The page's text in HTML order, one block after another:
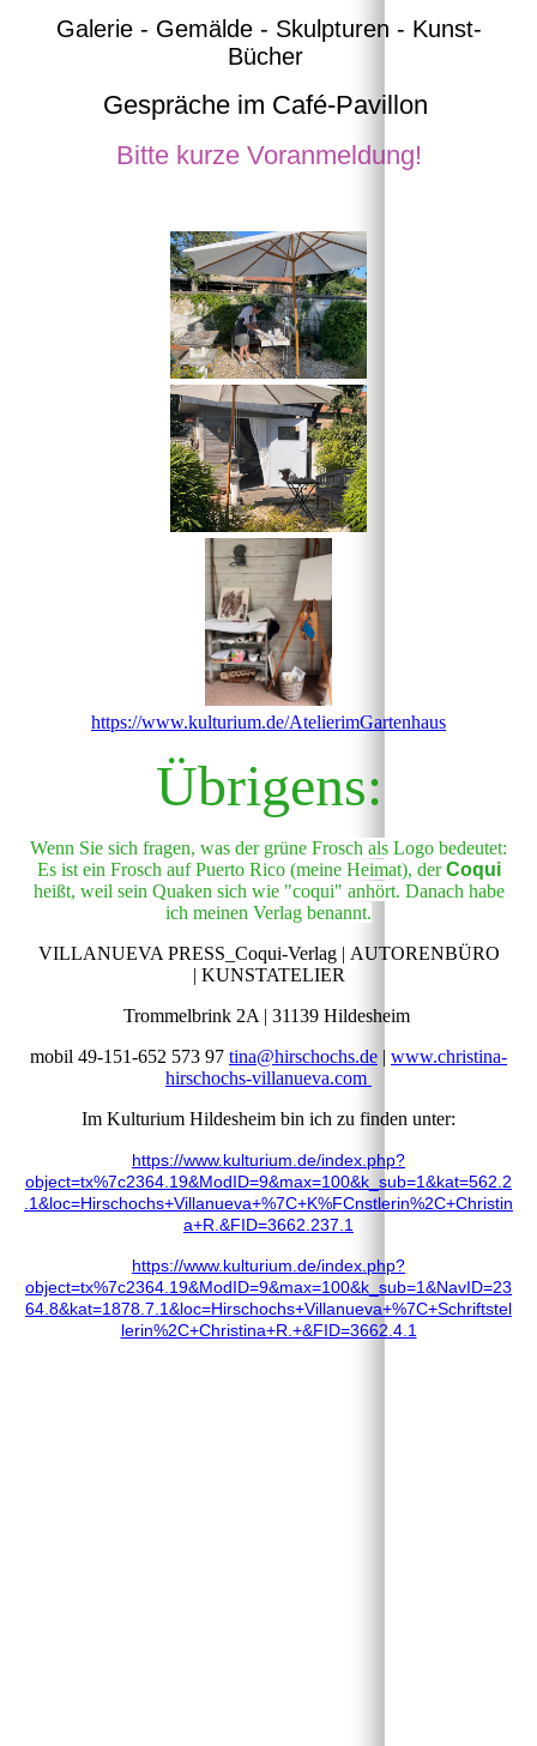
Galerie - Gemälde - Skulpturen - Kunst-
Bücher
Gespräche im Café-Pavillon
Bitte kurze Voranmeldung!
https://www.kulturium.de/AtelierimGartenhaus
Übrigens:
Wenn Sie sich fragen, was der grüne Frosch als Logo bedeutet:
Es ist ein Frosch auf Puerto Rico (meine Heimat), derCoqui
heißt, weil sein Quaken sich wie "coqui" anhört. Danach habe
ich meinen Verlag benannt.
VILLANUEVA PRESS_Coqui-Verlag | AUTORENBÜRO
| KUNSTATELIER
Trommelbrink 2A | 31139 Hildesheim
mobil 49-151-652 573 97 tina@hirschochs.de
www.christina-
hirschochs-villanueva.com
Im Kulturium Hildesheim bin ich zu finden unter:
https://www.kulturium.de/index.php?
object=tx%7c2364.19&ModID=9&max=100&k_sub=1&kat=562.2
.1&loc=Hirschochs+Villanueva+%7C+K%FCnstlerin%2C+Christin
a+R.&FID=3662.237.1
https://www.kulturium.de/index.php?
object=tx%7c2364.19&ModID=9&max=100&k_sub=1&NavID=23
64.8&kat=1878.7.1&loc=Hirschochs+Villanueva+%7C+Schriftstel
lerin%2C+Christina+R.+&FID=3662.4.1